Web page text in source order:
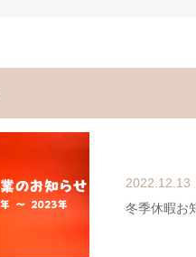
2022.12.13
冬季休暇お